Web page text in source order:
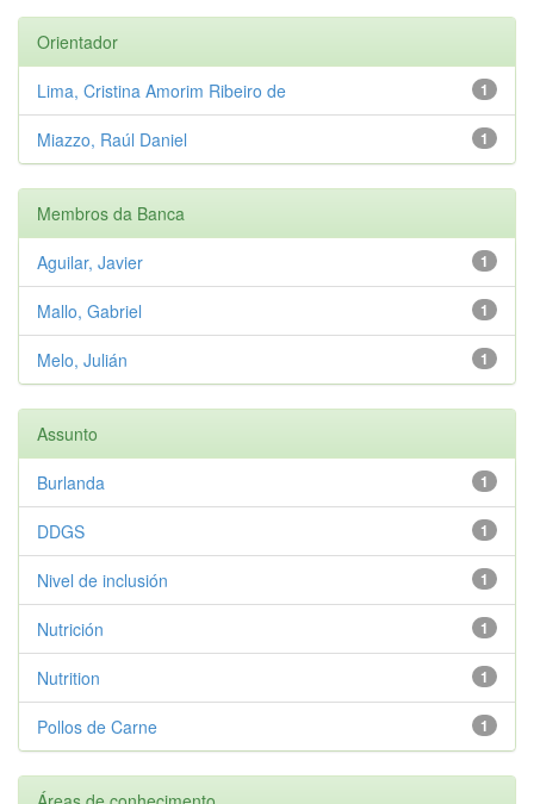
Orientador
1
Lima, Cristina Amorim Ribeiro de
1
Miazzo, Raúl Daniel
Membros da Banca
1
Aguilar, Javier
1
Mallo, Gabriel
1
Melo, Julián
Assunto
1
Burlanda
1
DDGS
1
Nivel de inclusión
1
Nutrición
1
Nutrition
1
Pollos de Carne